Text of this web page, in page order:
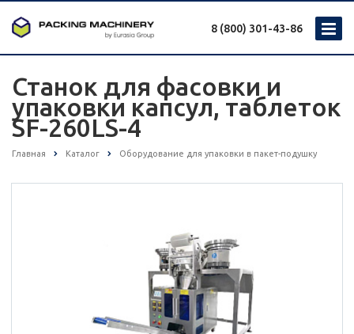
8 (800) 301-43-86
Станок для фасовки и
упаковки капсул, таблеток
SF-260LS-4
Главная Каталог Оборудование для упаковки в пакет-подушку